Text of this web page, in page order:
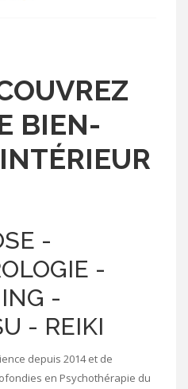
BIEN-
-
-
-
- REIKI
depuis 2014 et de
en Psychothérapie du